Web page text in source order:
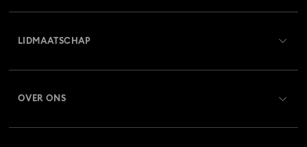
LIDMAATSCHAP
OVER ONS